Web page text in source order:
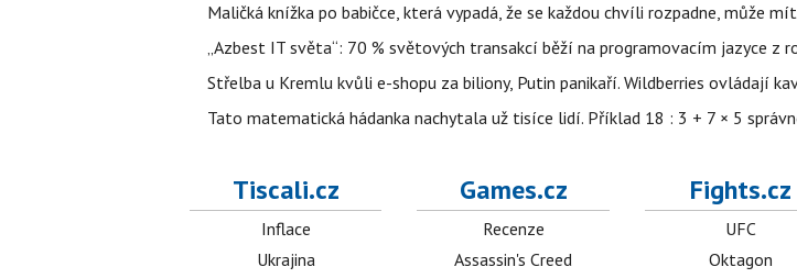
Maličká knížka po babičce, která vypadá, že se každou chvíli rozpadne, může
„Azbest IT světa“: 70 % světových transakcí běží na programovacím jazyce z
Střelba u Kremlu kvůli e-shopu za biliony, Putin panikaří. Wildberries ovládají
Tato matematická hádanka nachytala už tisíce lidí. Příklad 18 : 3 + 7 × 5
Tiscali.cz
Inflace
Ukrajina
Games.cz
Recenze
Assassin's Creed
Fights.cz
UFC
Oktagon